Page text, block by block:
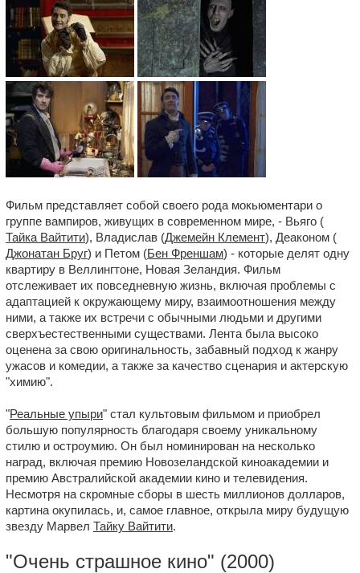
Фильм представляет собой своего рода мокьюментари о
группе вампиров, живущих в современном мире, - Вьяго (
Тайка Вайтити), Владислав (Джемейн Клемент), Деаконом (
Джонатан Бруг) и Петом (Бен Френшам) - которые делят одну
квартиру в Веллингтоне, Новая Зеландия. Фильм
отслеживает их повседневную жизнь, включая проблемы с
адаптацией к окружающему миру, взаимоотношения между
ними, а также их встречи с обычными людьми и другими
сверхъестественными существами. Лента была высоко
оценена за свою оригинальность, забавный подход к жанру
ужасов и комедии, а также за качество сценария и актерскую
"химию".
"Реальные упыри" стал культовым фильмом и приобрел
большую популярность благодаря своему уникальному
стилю и остроумию. Он был номинирован на несколько
наград, включая премию Новозеландской киноакадемии и
премию Австралийской академии кино и телевидения.
Несмотря на скромные сборы в шесть миллионов долларов,
картина окупилась, и, самое главное, открыла миру будущую
звезду Марвел Тайку Вайтити.
"Очень страшное кино" (2000)